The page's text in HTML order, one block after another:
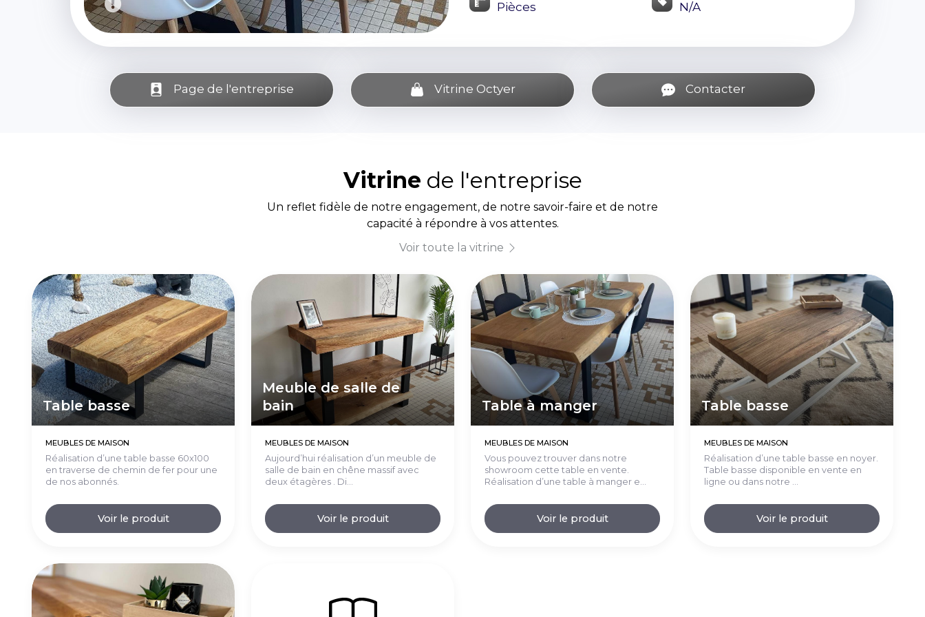
Pièces N/A
Page de l'entreprise Vitrine Octyer Contacter
Vitrine de l'entreprise
Un reflet fidèle de notre engagement, de notre savoir-faire et de notre
capacité à répondre à vos attentes.
Voir toute la vitrine
Table basse
MEUBLES DE MAISON
Réalisation d’une table basse 60x100
en traverse de chemin de fer pour une
de nos abonnés.
Voir le produit
Meuble de salle de
bain
MEUBLES DE MAISON
Aujourd’hui réalisation d’un meuble de
salle de bain en chêne massif avec
deux étagères . Di...
Voir le produit
Table à manger
MEUBLES DE MAISON
Vous pouvez trouver dans notre
showroom cette table en vente.
Réalisation d’une table à manger e...
Voir le produit
Table basse
MEUBLES DE MAISON
Réalisation d’une table basse en noyer.
Table basse disponible en vente en
ligne ou dans notre ...
Voir le produit